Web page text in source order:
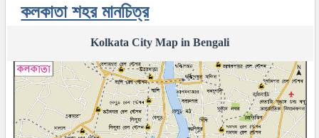
কলকাতা শহর মানচিত্র
Kolkata City Map in Bengali